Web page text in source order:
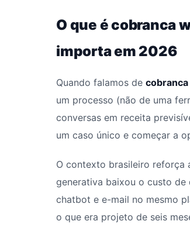
O que é cobranca
importa em 2026
Quando falamos de
um processo (não de uma
conversas em receita
um caso único e começar a
O contexto brasileiro reforça
generativa baixou o custo
chatbot e e-mail no mesmo
o que era projeto de seis